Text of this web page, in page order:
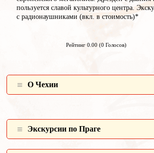
пользуется славой культурного центра.
с радионаушниками (вкл. в стоимость)*
Рейтинг 0.00 (0 Голосов)
О Чехии
Экскурсии по Праге